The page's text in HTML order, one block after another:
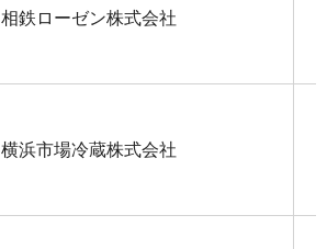
相鉄ローゼン株式会社
横浜市場冷蔵株式会社